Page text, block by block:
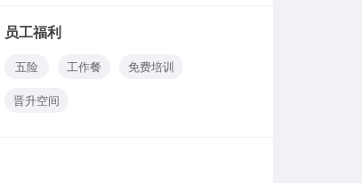
员工福利
五险 工作餐
免费培训
晋升空间